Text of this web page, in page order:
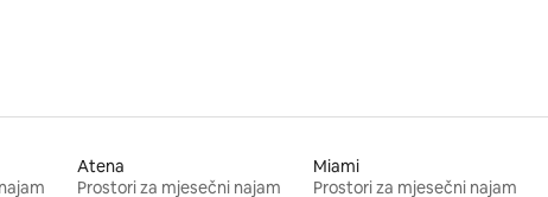
Atena
Prostori za mjesečni najam
Miami
Prostori za mjesečni najam